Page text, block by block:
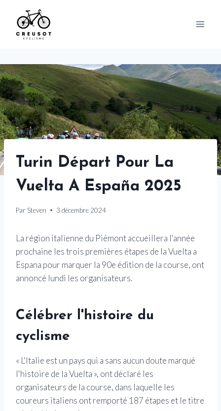
content
Turin Départ Pour La
Vuelta A España 2025
Par Steven 3 décembre 2024
La région italienne du Piémont accueillera l'année
prochaine les trois premières étapes de la Vuelta a
Espana pour marquer la 90e édition de la course, ont
annoncé lundi les organisateurs.
Célébrer l'histoire du
cyclisme
« L'Italie est un pays qui a sans aucun doute marqué
l'histoire de la Vuelta », ont déclaré les
organisateurs de la course, dans laquelle les
coureurs italiens ont remporté 187 étapes et le titre